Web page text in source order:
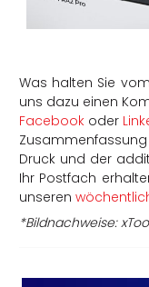
Was halten Sie
uns dazu einen
Facebookoder
Druck und der
Ihr Postfach
unseren
*Bildnachweise: